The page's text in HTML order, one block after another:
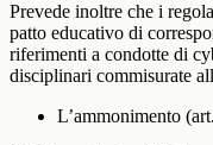
Prevede inoltre che i
patto educativo di
riferimenti a condotte di
disciplinari commisurate
L’ammonimento